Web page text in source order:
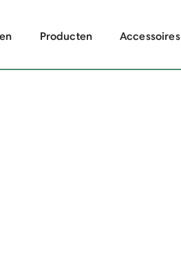
Producten Accessoires